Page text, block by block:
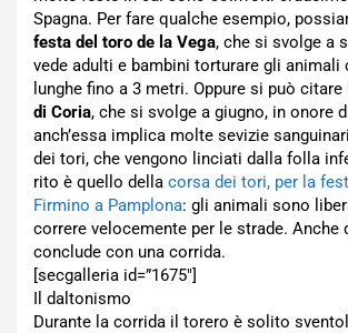
Spagna. Per fare qualche esempio,
festa del toro de la Vega, che si svolge a
vede adulti e bambini torturare gli animali
lunghe fino a 3 metri. Oppure si può citare
di Coria, che si svolge a giugno, in onore
anch’essa implica molte sevizie
dei tori, che vengono linciati dalla folla
rito è quello della corsa dei tori, per la
Firmino a Pamplona: gli animali sono
correre velocemente per le strade. Anche
conclude con una corrida.
[secgalleria id=”1675″]
Il daltonismo
Durante la corrida il torero è solito